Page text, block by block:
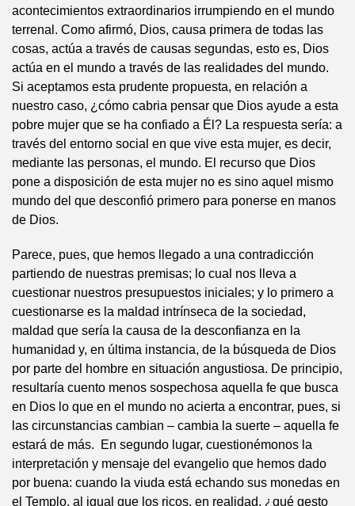
acontecimientos extraordinarios irrumpiendo en el mundo
terrenal. Como afirmó, Dios, causa primera de todas las
cosas, actúa a través de causas segundas, esto es, Dios
actúa en el mundo a través de las realidades del mundo.
Si aceptamos esta prudente propuesta, en relación a
nuestro caso, ¿cómo cabria pensar que Dios ayude a esta
pobre mujer que se ha confiado a Él? La respuesta sería: a
través del entorno social en que vive esta mujer, es decir,
mediante las personas, el mundo. El recurso que Dios
pone a disposición de esta mujer no es sino aquel mismo
mundo del que desconfió primero para ponerse en manos
de Dios.
Parece, pues, que hemos llegado a una contradicción
partiendo de nuestras premisas; lo cual nos lleva a
cuestionar nuestros presupuestos iniciales; y lo primero a
cuestionarse es la maldad intrínseca de la sociedad,
maldad que sería la causa de la desconfianza en la
humanidad y, en última instancia, de la búsqueda de Dios
por parte del hombre en situación angustiosa. De principio,
resultaría cuento menos sospechosa aquella fe que busca
en Dios lo que en el mundo no acierta a encontrar, pues, si
las circunstancias cambian – cambia la suerte – aquella fe
estará de más. En segundo lugar, cuestionémonos la
interpretación y mensaje del evangelio que hemos dado
por buena: cuando la viuda está echando sus monedas en
el Templo, al igual que los ricos, en realidad, ¿qué gesto